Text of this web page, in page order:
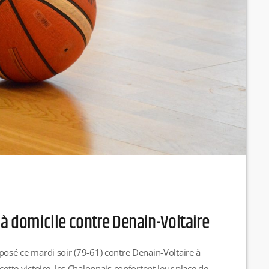
à domicile contre Denain-Voltaire
ce mardi soir (79-61) contre Denain-Voltaire à